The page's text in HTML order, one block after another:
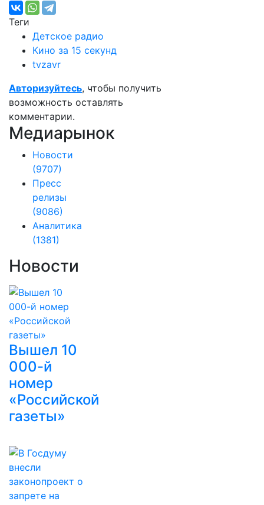
Теги
Детское радио
Кино за 15 секунд
tvzavr
Авторизуйтесь, чтобы получить
возможность оставлять
комментарии.
Медиарынок
Новости
(9707)
Пресс
релизы
(9086)
Аналитика
(1381)
Новости
Вышел 10
000-й
номер
«Российской
газеты»